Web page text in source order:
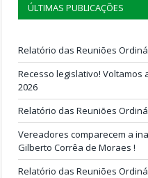
ÚLTIMAS PUBLICAÇÕES
Relatório das Reuniões
Recesso legislativo!
2026
Relatório das Reuniões
Vereadores comparecem a
Gilberto Corrêa de Moraes !
Relatório das Reuniões